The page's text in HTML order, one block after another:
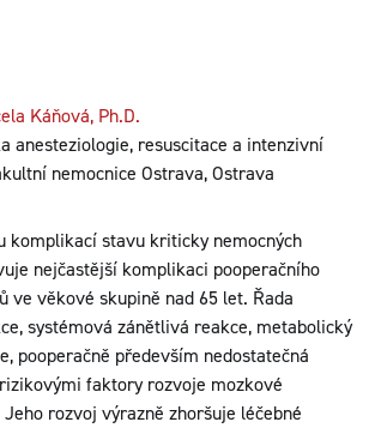
Káňová, Ph.D.
anesteziologie, resuscitace a intenzivní
nemocnice Ostrava, Ostrava
komplikací stavu kriticky nemocných
nejčastější komplikaci pooperačního
ve věkové skupině nad 65 let. Řada
systémová zánětlivá reakce, metabolický
pooperačně především nedostatečná
faktory rozvoje mozkové
rozvoj výrazně zhoršuje léčebné